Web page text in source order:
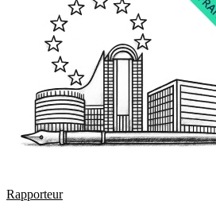
Rapporteur